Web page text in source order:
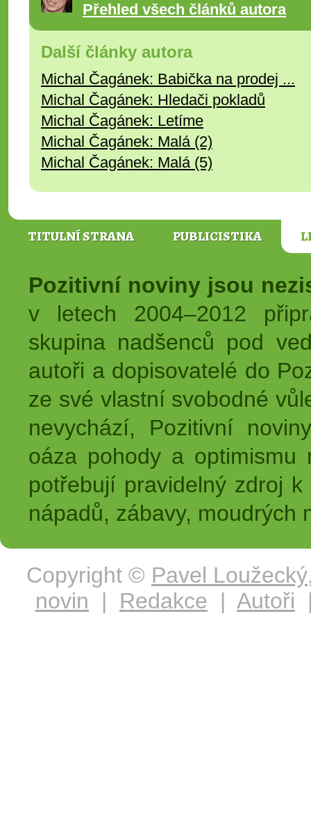
Přehled všech článků autora
Další články autora
Michal Čagánek: Babička na prodej ...
Michal Čagánek: Hledači pokladů
Michal Čagánek: Letíme
Michal Čagánek: Malá (2)
Michal Čagánek: Malá (5)
TITULNÍ STRANA PUBLICISTIKA
Pozitivní noviny jsou
v letech 2004–2012
skupina nadšenců pod
autoři a dopisovatelé do
ze své vlastní svobodné
nevychází, Pozitivní
oáza pohody a
potřebují pravidelný zdroj
nápadů, zábavy, moudrých
Copyright © Pavel Loužecký
novin | Redakce | Autoři